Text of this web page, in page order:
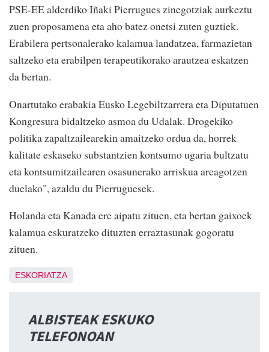
PSE-EE alderdiko Iñaki Pierrugues zinegotziak aurkeztu
zuen proposamena eta aho batez onetsi zuten guztiek.
Erabilera pertsonalerako kalamua landatzea, farmazietan
saltzeko eta erabilpen terapeutikorako arautzea eskatzen
da bertan.
Onartutako erabakia Eusko Legebiltzarrera eta Diputatuen
Kongresura bidaltzeko asmoa du Udalak. Drogekiko
politika zapaltzailearekin amaitzeko ordua da, horrek
kalitate eskaseko substantzien kontsumo ugaria bultzatu
eta kontsumitzailearen osasunerako arriskua areagotzen
duelako", azaldu du Pierruguesek.
Holanda eta Kanada ere aipatu zituen, eta bertan gaixoek
kalamua eskuratzeko dituzten erraztasunak gogoratu
zituen.
ESKORIATZA
ALBISTEAK ESKUKO
TELEFONOAN